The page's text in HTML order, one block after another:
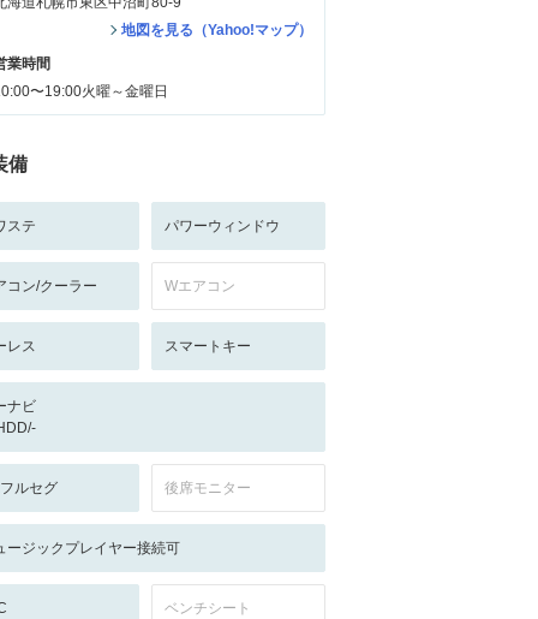
地図を見る（Yahoo!マップ）
業時間
〜19:00火曜～金曜日
備
ステ パワーウィンドウ
コン/クーラー Wエアコン
レス スマートキー
ナビ
ルセグ 後席モニター
ージックプレイヤー接続可
ベンチシート